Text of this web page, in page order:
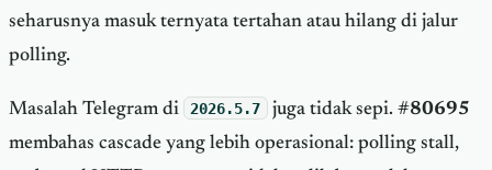
seharusnya masuk ternyata tertahan atau hilang di jalur
polling.
Masalah Telegram di 2026.5.7 juga tidak sepi. #80695
membahas cascade yang lebih operasional: polling stall,